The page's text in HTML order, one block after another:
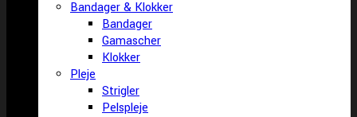
Bandager & Klokker
Bandager
Gamascher
Klokker
Pleje
Strigler
Pelspleje